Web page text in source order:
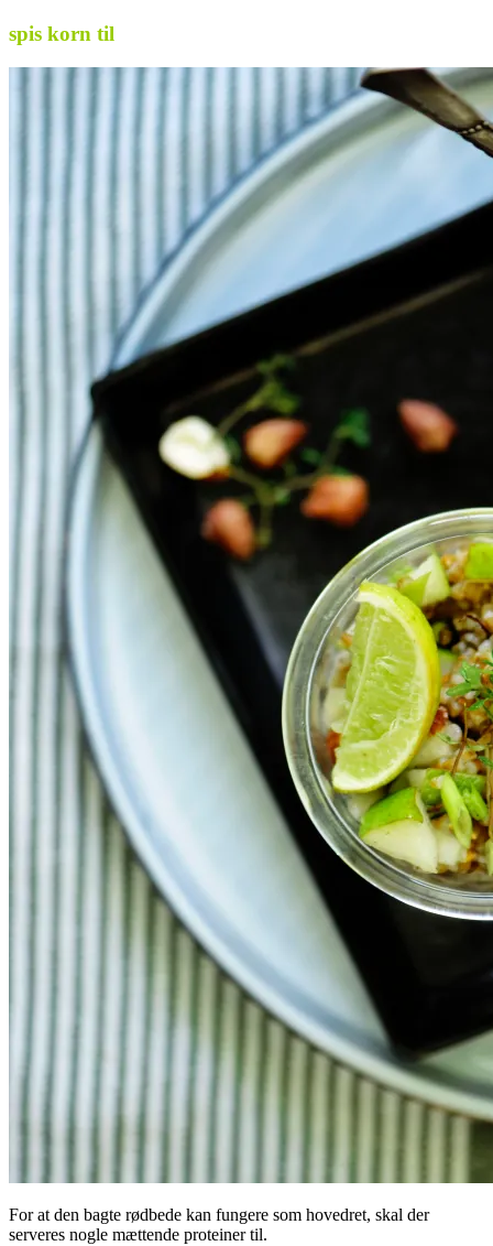
spis korn til
For at den bagte rødbede kan fungere som hovedret, skal der
serveres nogle mættende proteiner til.